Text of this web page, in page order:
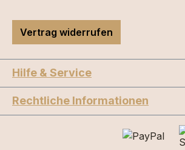
Vertrag widerrufen
Hilfe & Service
Rechtliche Informationen